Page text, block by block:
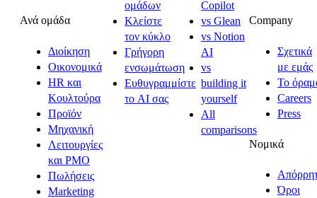
Ανά ομάδα
Διοίκηση
Οικονομικά
HR και
Κουλτούρα
Προϊόν
Μηχανική
Λειτουργίες
και PMO
Πωλήσεις
Marketing
ομάδων
Κλείστε
τον κύκλο
Γρήγορη
ενσωμάτωση
Ευθυγραμμίστε
το AI σας
Copilot
vs Glean
vs Notion
AI
vs
building it
yourself
All
comparisons
Company
Σχετικά
με εμάς
Το
Careers
Press
Νομικά
Όροι